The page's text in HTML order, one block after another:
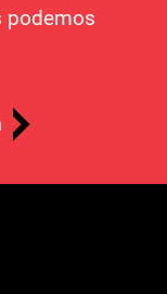
podemos